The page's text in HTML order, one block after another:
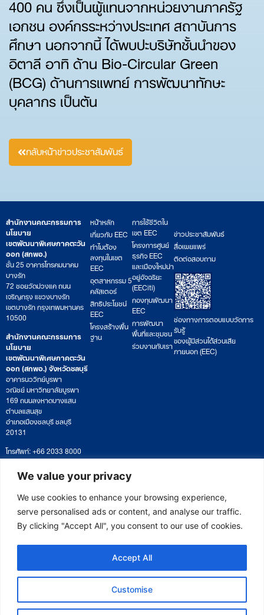
We value your privacy
We use cookies to enhance your browsing experience,
serve personalised ads or content, and analyse our traffic.
By clicking "Accept All", you consent to our use of cookies.
Customise
Accept All
เอกชน องค์กรระหว่างประเทศ สถาบันการ
ศึกษา นอกจากนี้ ได้พบปะบริษัทชั้นนำของ
อิตาลี อาทิ ด้าน Bio-Circular Green
(BCG) ด้านการแพทย์ การพัฒนาทักษะ
บุคลากร เป็นต้น
กลับหน้าข่าวประชาสัมพันธ์
สำนักงานคณะกรรมการ
นโยบาย
เขตพัฒนาพิเศษภาคตะวัน
ออก (สกพอ.)
ชั้น 25 อาคารโทรคมนาคม
บางรัก
72 ซอยวัดม่วงแค ถนน
เจริญกรุง แขวงบางรัก
เขตบางรัก กรุงเทพมหานคร
10500
สำนักงานคณะกรรมการ
นโยบาย
เขตพัฒนาพิเศษภาคตะวัน
ออก (สกพอ.) จังหวัดชลบุรี
อาคารนววิทย์บูรพา
วณิชย์ มหาวิทยาลัยบูรพา
169 ถนนลงหาดบางแสน
ตำบลแสนสุข
อำเภอเมืองชลบุรี ชลบุรี
20131
โทรศัพท์: +66 2033 8000
เวลาทำการ: จันทร์ – ศุกร์
09:00 – 17:00 น.
ติดตามหนังสือหรือยื่นเอกสาร
saraban@eeco.or.th
หน้าหลัก
เกี่ยวกับ EEC
ทำไมต้อง
ลงทุนในเขต
EEC
อุตสาหกรรม 5
คลัสเตอร์
สิทธิประโยชน์
EEC
โครงสร้างพื้น
ฐาน
การใช้ชีวิตใน
เขต EEC
โครงการศูนย์
ธุรกิจ EEC
และเมืองใหม่น่า
อยู่อัจฉริยะ
(EECiti)
กองทุนพัฒนา
EEC
การพัฒนา
พื้นที่และชุมชน
ร่วมงานกับเรา
ข่าวประชาสัมพันธ์
สื่อเผยแพร่
ติดต่อสอบถาม
ช่องทางการตอบแบบวัดการ
รับรู้
ของผู้มีส่วนได้ส่วนเสีย
ภายนอก (EEC)
Copyright © 2025 Eastern Economic Corridor Office (EECO)